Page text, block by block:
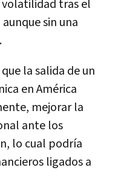
tras el
sin una
la salida de un
en América
mejorar la
ante los
lo cual podría
ligados a